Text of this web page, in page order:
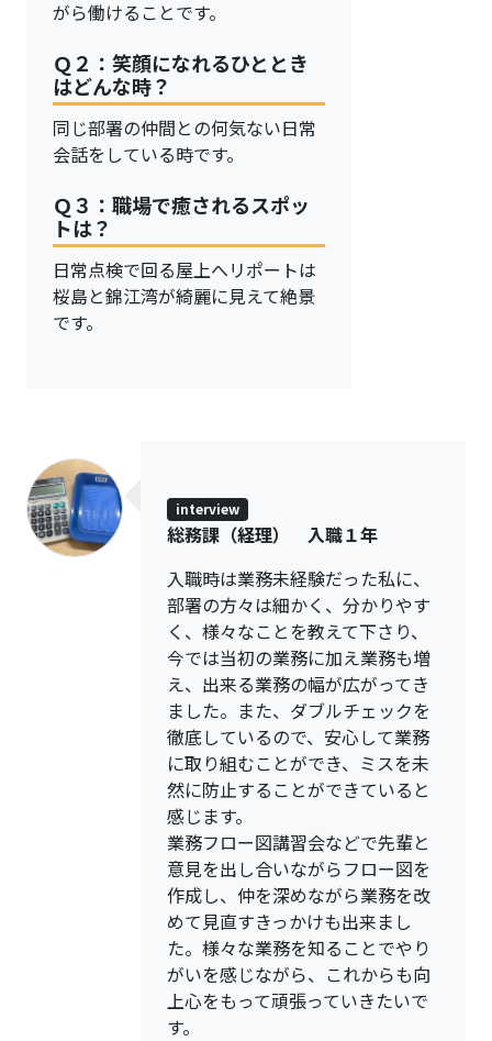
がら働けることです。
Ｑ２：笑顔になれるひととき
はどんな時？
同じ部署の仲間との何気ない日常
会話をしている時です。
Ｑ３：職場で癒されるスポッ
トは？
日常点検で回る屋上へリポートは
桜島と錦江湾が綺麗に見えて絶景
です。
interview
総務課（経理） 入職１年
入職時は業務未経験だった私に、
部署の方々は細かく、分かりやす
く、様々なことを教えて下さり、
今では当初の業務に加え業務も増
え、出来る業務の幅が広がってき
ました。また、ダブルチェックを
徹底しているので、安心して業務
に取り組むことができ、ミスを未
然に防止することができていると
感じます。
業務フロー図講習会などで先輩と
意見を出し合いながらフロー図を
作成し、仲を深めながら業務を改
めて見直すきっかけも出来まし
た。様々な業務を知ることでやり
がいを感じながら、これからも向
上心をもって頑張っていきたいで
す。